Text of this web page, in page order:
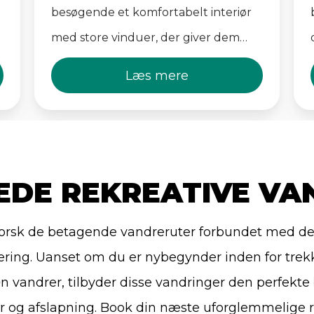
besøgende et komfortabelt interiør
med store vinduer, der giver dem
mulighed for at nyde den fantastiske
panoramaudsigt, der omgiver denne
hytte. Soveværelserne på
tilbyder også varmt vand, brusere og
Læs mere
REKREATIVE
de betagende vandreruter forbundet med
Uanset om du er nybegynder inden for
vandrer, tilbyder disse vandringer den
og afslapning. Book din næste uforglemmelige